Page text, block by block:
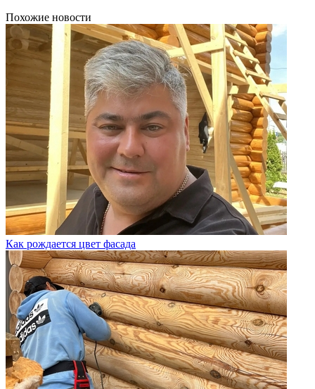
Похожие новости
Как рождается цвет фасада